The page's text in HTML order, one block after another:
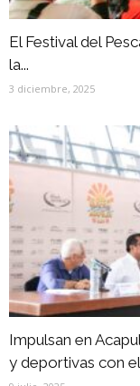
El Festival del
la...
3 diciembre, 2025
Impulsan en
y deportivas con el